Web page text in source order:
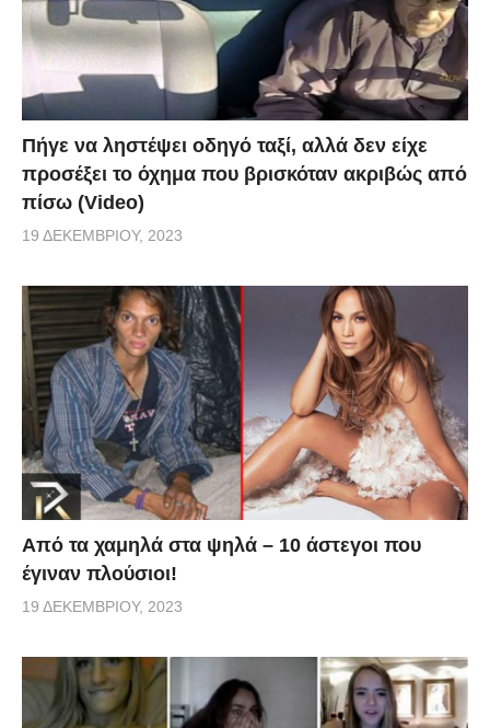
Πήγε να ληστέψει οδηγό ταξί, αλλά δεν είχε
προσέξει το όχημα που βρισκόταν ακριβώς από
πίσω (Video)
19 ΔΕΚΕΜΒΡΊΟΥ, 2023
Από τα χαμηλά στα ψηλά – 10 άστεγοι που
έγιναν πλούσιοι!
19 ΔΕΚΕΜΒΡΊΟΥ, 2023